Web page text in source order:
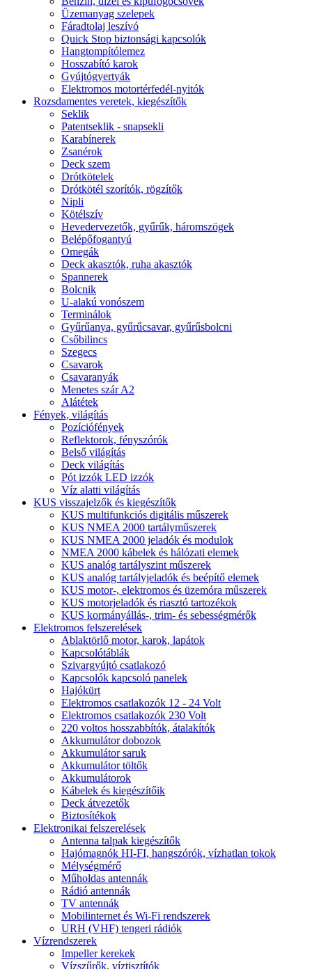
Üzemanyag szelepek
Fáradtolaj leszívó
Quick Stop biztonsági kapcsolók
Hangtompítólemez
Hosszabító karok
Gyújtógyertyák
Elektromos motortérfedél-nyitók
Rozsdamentes veretek, kiegészítők
Seklik
Patentseklik - snapsekli
Karabínerek
Zsanérok
Deck szem
Drótkötelek
Drótkötél szorítók, rögzítők
Nipli
Kötélszív
Hevedervezetők, gyűrűk, háromszögek
Belépőfogantyú
Omegák
Deck akasztók, ruha akasztók
Spannerek
Bolcnik
U-alakú vonószem
Terminálok
Gyűrűanya, gyűrűcsavar, gyűrűsbolcni
Csőbilincs
Szegecs
Csavarok
Csavaranyák
Menetes szár A2
Alátétek
Fények, világítás
Pozíciófények
Reflektorok, fényszórók
Belső világítás
Deck világítás
Pót izzók LED izzók
Víz alatti világítás
KUS visszajelzők és kiegészítők
KUS multifunkciós digitális műszerek
KUS NMEA 2000 tartályműszerek
KUS NMEA 2000 jeladók és modulok
NMEA 2000 kábelek és hálózati elemek
KUS analóg tartályszint műszerek
KUS analóg tartályjeladók és beépítő elemek
KUS motor-, elektromos és üzemóra műszerek
KUS motorjeladók és riasztó tartozékok
KUS kormányállás-, trim- és sebességmérők
Elektromos felszerelések
Ablaktörlő motor, karok, lapátok
Kapcsolótáblák
Szivargyújtó csatlakozó
Kapcsolók kapcsoló panelek
Hajókürt
Elektromos csatlakozók 12 - 24 Volt
Elektromos csatlakozók 230 Volt
220 voltos hosszabbítók, átalakítók
Akkumulátor dobozok
Akkumulátor saruk
Akkumulátor töltők
Akkumulátorok
Kábelek és kiegészítőik
Deck átvezetők
Biztosítékok
Elektronikai felszerelések
Antenna talpak kiegészítők
Hajómagnók HI-FI, hangszórók, vízhatlan tokok
Mélységmérő
Műholdas antennák
Rádió antennák
TV antennák
Mobilinternet és Wi-Fi rendszerek
URH (VHF) tengeri rádiók
Vízrendszerek
Impeller kerekek
Vízszűrők, víztisztítók